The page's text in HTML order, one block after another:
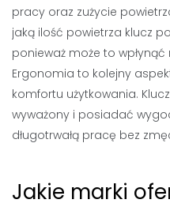
pracy oraz zużycie
jaką ilość powietrza klucz
ponieważ może to
Ergonomia to kolejny
komfortu użytkowania.
wyważony i posiadać
długotrwałą pracę bez
Jakie marki